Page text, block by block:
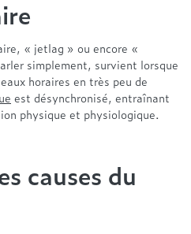
de lit
« jetlag » ou encore «
simplement, survient lorsque
horaires en très peu de
est désynchronisé, entraînant
physique et physiologique.
causes du